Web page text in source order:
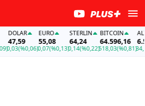
DOLAR
47,59
(%0,06)
EURO
55,08
0,07(%0,13)
STERLIN
64,24
0,14(%0,22)
BITCOIN
64.596,16
518,03(%0,81)
ALTIN
34,21